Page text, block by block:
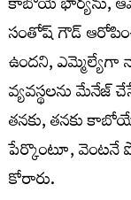
సంతోష్ గౌడ్
ఉందని, ఎమ్మెల్యేగా
వ్యవస్థలను మేనేజ్
తనకు, తనకు
పేర్కొంటూ, వెంటనే
కోరారు.